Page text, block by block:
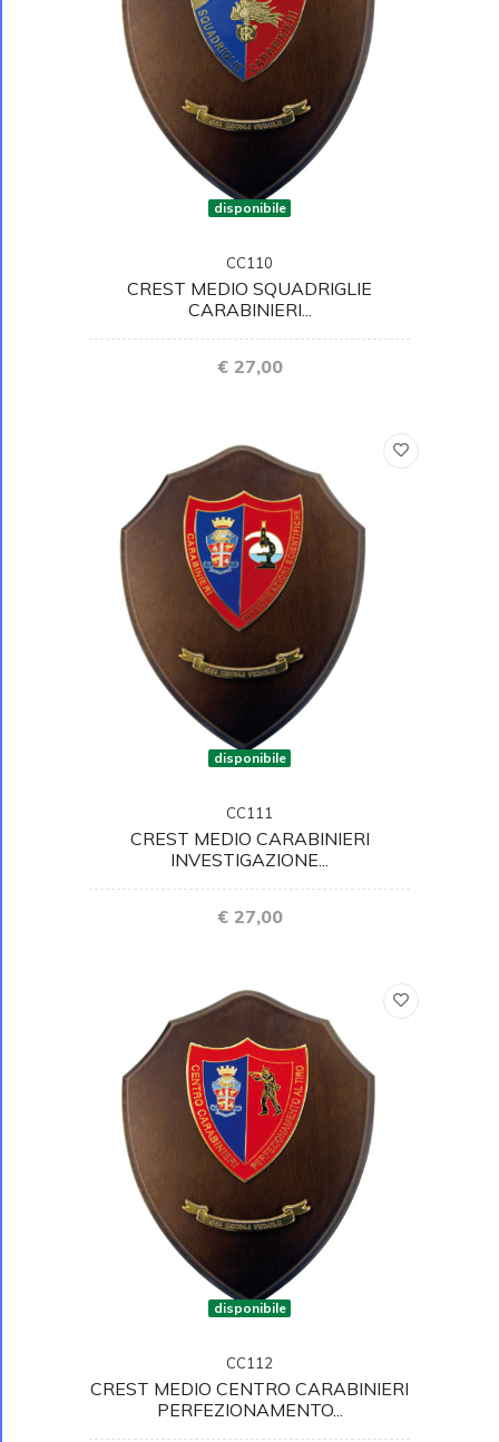
disponibile
CC110
CREST MEDIO SQUADRIGLIE
CARABINIERI...
€ 27,00
disponibile
CC111
CREST MEDIO CARABINIERI
INVESTIGAZIONE...
€ 27,00
disponibile
CC112
CREST MEDIO CENTRO CARABINIERI
PERFEZIONAMENTO...